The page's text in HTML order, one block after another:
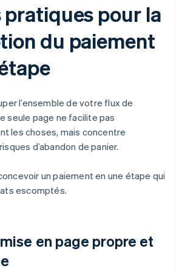
pratiques pour la
du paiement
l’ensemble de votre flux de
seule page ne facilite pas
les choses, mais concentre
d’abandon de panier.
un paiement en une étape qui
escomptés.
en page propre et